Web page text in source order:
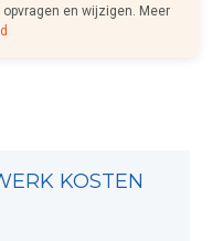
en wijzigen. Meer
KOSTEN